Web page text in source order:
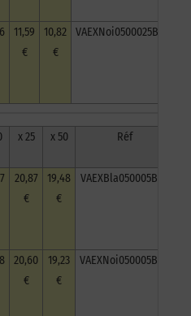
11,59
€
10,82
€
VAEXNoi0500025BCP
x 25 x 50 Réf
20,87
€
19,48
€
VAEXBla050005BCP
20,60
€
19,23
€
VAEXNoi050005BCP